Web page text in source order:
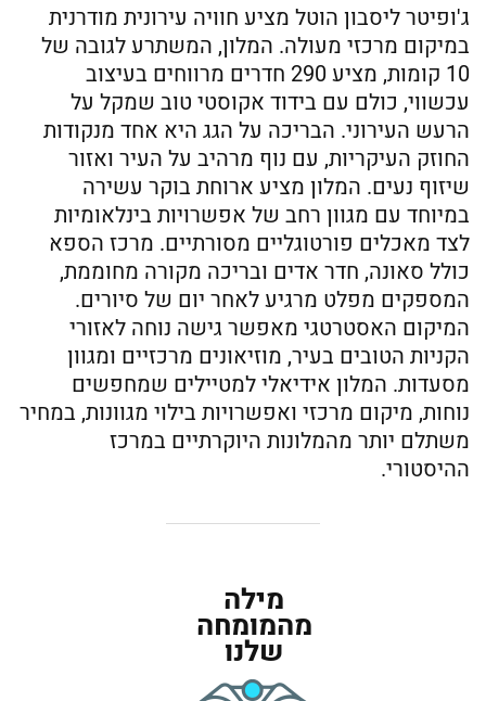
ג'ופיטר ליסבון הוטל מציע חוויה עירונית מודרנית
במיקום מרכזי מעולה. המלון, המשתרע לגובה של
10 קומות, מציע 290 חדרים מרווחים בעיצוב
עכשווי, כולם עם בידוד אקוסטי טוב שמקל על
הרעש העירוני. הבריכה על הגג היא אחד מנקודות
החוזק העיקריות, עם נוף מרהיב על העיר ואזור
שיזוף נעים. המלון מציע ארוחת בוקר עשירה
במיוחד עם מגוון רחב של אפשרויות בינלאומיות
לצד מאכלים פורטוגליים מסורתיים. מרכז הספא
כולל סאונה, חדר אדים ובריכה מקורה מחוממת,
המספקים מפלט מרגיע לאחר יום של סיורים.
המיקום האסטרטגי מאפשר גישה נוחה לאזורי
הקניות הטובים בעיר, מוזיאונים מרכזיים ומגוון
מסעדות. המלון אידיאלי למטיילים שמחפשים
נוחות, מיקום מרכזי ואפשרויות בילוי מגוונות, במחיר
משתלם יותר מהמלונות היוקרתיים במרכז
ההיסטורי.
מילה
מהמומחה
שלנו